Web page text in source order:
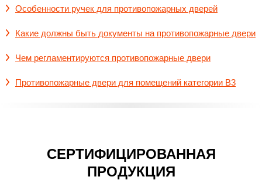
Особенности ручек для противопожарных дверей
Какие должны быть документы на противопожарные двери
Чем регламентируются противопожарные двери
Противопожарные двери для помещений категории В3
СЕРТИФИЦИРОВАННАЯ
ПРОДУКЦИЯ